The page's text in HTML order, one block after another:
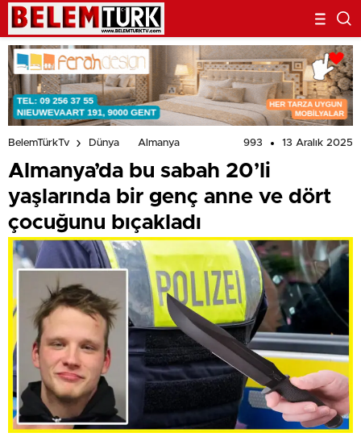
BelemTürkTv Dünya Almanya 993 13 Aralık 2025
Almanya’da bu sabah 20’li
yaşlarında bir genç anne ve dört
çocuğunu bıçakladı